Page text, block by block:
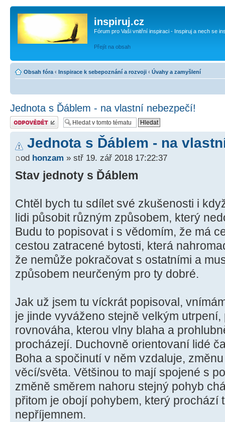
inspiruj.cz
Fórum pro Vaši vnitřní inspiraci - Inspiruj a nech se
Přejít na obsah
Obsah fóra ‹ Inspirace k sebepoznání a rozvoji ‹ Úvahy a zamyšlení
Jednota s Ďáblem - na vlastní nebezpečí!
Odeslat odpověď
Jednota s Ďáblem - na
od honzam » stř 19. zář 2018 17:22:37
Stav jednoty s Ďáblem
Chtěl bych tu sdílet své zkušenosti i
lidi působit různým způsobem, který
Budu to popisovat i s vědomím, že má
cestou zatracené bytosti, která
že nemůže pokračovat s ostatními a
způsobem neurčeným pro ty dobré.
Jak už jsem tu víckrát popisoval,
je jinde vyváženo stejně velkým
rovnováha, kterou vlny blaha a
procházejí. Duchovně orientovaní lidé
Boha a spočinutí v něm vzdaluje,
věcí/světa. Většinou to mají spojené s
změně směrem nahoru stejný pohyb
přitom je obojí pohybem, který prochází
nepříjemnem.